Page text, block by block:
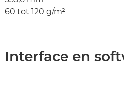
60 tot 120 g/m²
Interface en